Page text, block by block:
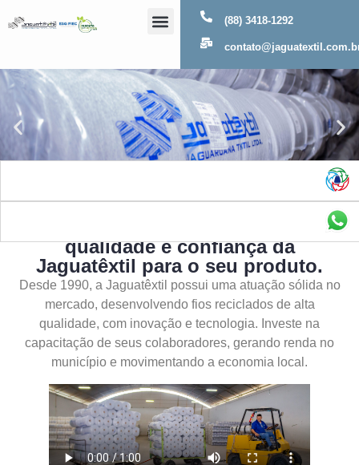
(88) 3418-1292
qualidade e confiança da
Jaguatêxtil para o seu produto.
Desde 1990, a Jaguatêxtil possui uma atuação sólida no
mercado, desenvolvendo fios reciclados de alta
qualidade, com inovação e tecnologia. Investe na
capacitação de seus colaboradores, gerando renda no
município e movimentando a economia local.